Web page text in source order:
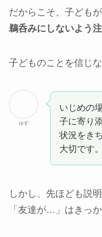
だからこそ、子ども
鵜呑みにしないよう
子どものことを信じ
ゆず
いじめの
子に寄り
状況をき
大切です。
しかし、先ほども説
「友達が…」はきっ